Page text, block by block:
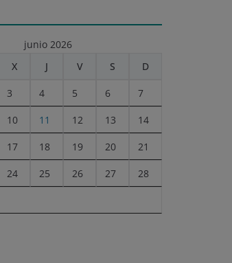
junio 2026
X J V S D
3 4 5 6 7
10 11 12 13 14
17 18 19 20 21
24 25 26 27 28